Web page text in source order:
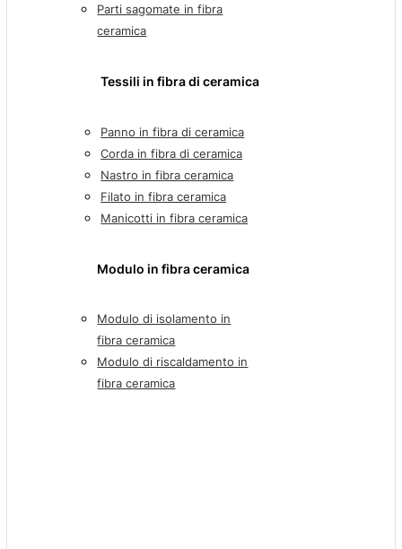
Parti sagomate in fibra
ceramica
Tessili in fibra di ceramica
Panno in fibra di ceramica
Corda in fibra di ceramica
Nastro in fibra ceramica
Filato in fibra ceramica
Manicotti in fibra ceramica
Modulo in fibra ceramica
Modulo di isolamento in
fibra ceramica
Modulo di riscaldamento in
fibra ceramica